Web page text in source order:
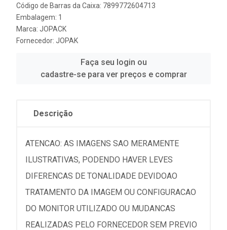
Código de Barras da Caixa: 7899772604713
Embalagem: 1
Marca: JOPACK
Fornecedor: JOPAK
Faça seu login ou
cadastre-se para ver preços e comprar
Descrição
ATENCAO: AS IMAGENS SAO MERAMENTE
ILUSTRATIVAS, PODENDO HAVER LEVES
DIFERENCAS DE TONALIDADE DEVIDOAO
TRATAMENTO DA IMAGEM OU CONFIGURACAO
DO MONITOR UTILIZADO OU MUDANCAS
REALIZADAS PELO FORNECEDOR SEM PREVIO